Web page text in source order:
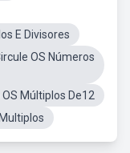
E Divisores
OS Números
Múltiplos De12